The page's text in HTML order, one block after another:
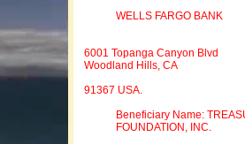
WELLS FARGO BANK
6001 Topanga Canyon Blvd
Woodland Hills, CA
91367 USA.
Beneficiary Name:
FOUNDATION, INC.